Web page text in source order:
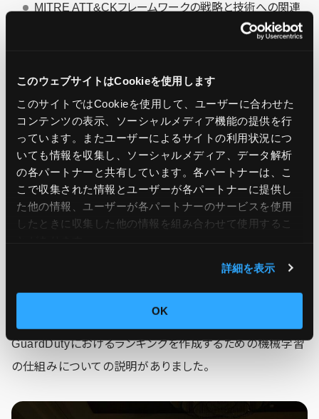
このウェブサイトはCookieを使用します
このサイトではCookieを使用して、ユーザーに合わせた
コンテンツの表示、ソーシャルメディア機能の提供を行
っています。またユーザーによるサイトの利用状況につ
いても情報を収集し、ソーシャルメディア、データ解析
の各パートナーと共有しています。各パートナーは、こ
こで収集された情報とユーザーが各パートナーに提供し
た他の情報、ユーザーが各パートナーのサービスを使用
したときに収集した他の情報を組み合わせて使用​​するこ
詳細を表示
OK
MITRE ATT&CKフレームワークの戦略と技術への関連
GuardDutyにおけるランキングを作成するための機械学習
の仕組みについての説明がありました。